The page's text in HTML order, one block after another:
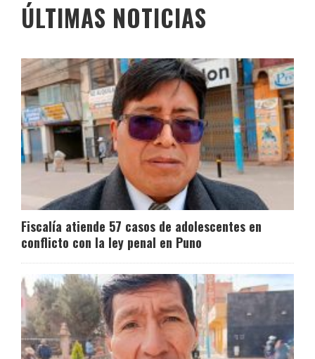
ÚLTIMAS NOTICIAS
Fiscalía atiende 57 casos de adolescentes en
conflicto con la ley penal en Puno